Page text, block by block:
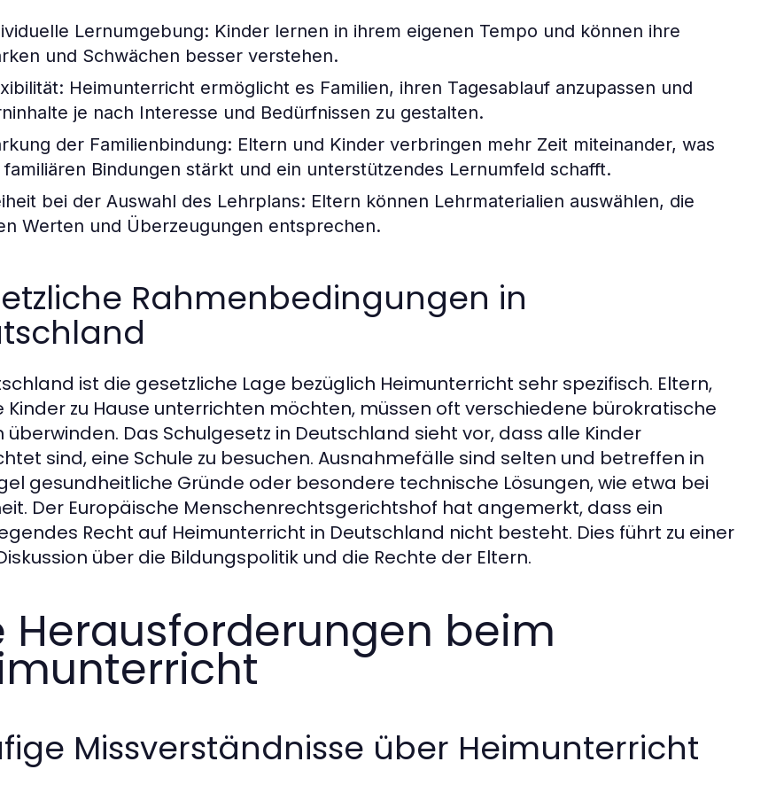
Lernumgebung: Kinder lernen in ihrem eigenen Tempo und können ihre
und Schwächen besser verstehen.
Heimunterricht ermöglicht es Familien, ihren Tagesablauf anzupassen und
je nach Interesse und Bedürfnissen zu gestalten.
der Familienbindung: Eltern und Kinder verbringen mehr Zeit miteinander, was
familiären Bindungen stärkt und ein unterstützendes Lernumfeld schafft.
bei der Auswahl des Lehrplans: Eltern können Lehrmaterialien auswählen, die
Werten und Überzeugungen entsprechen.
Rahmenbedingungen in
ist die gesetzliche Lage bezüglich Heimunterricht sehr spezifisch. Eltern,
Kinder zu Hause unterrichten möchten, müssen oft verschiedene bürokratische
überwinden. Das Schulgesetz in Deutschland sieht vor, dass alle Kinder
sind, eine Schule zu besuchen. Ausnahmefälle sind selten und betreffen in
gesundheitliche Gründe oder besondere technische Lösungen, wie etwa bei
Der Europäische Menschenrechtsgerichtshof hat angemerkt, dass ein
Recht auf Heimunterricht in Deutschland nicht besteht. Dies führt zu einer
über die Bildungspolitik und die Rechte der Eltern.
Herausforderungen beim
Missverständnisse über Heimunterricht